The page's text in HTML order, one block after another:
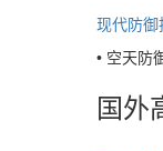
现代防御
• 空天防
国外